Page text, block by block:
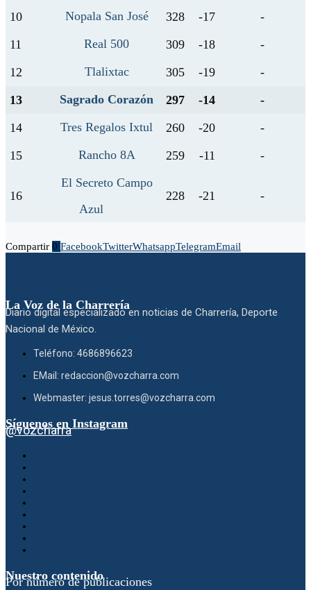
10 Nopala San José 328 -17
-
11
Real 500 309 -18
-
12
Tlalixtac 305 -19
-
13
Sagrado Corazón 297 -14
-
14
Tres Regalos Ixtul 260 -20
-
15
Rancho 8A 259 -11 -
16
El Secreto Campo
Azul
228 -21 -
Compartir 0 FacebookTwitterWhatsappTelegramEmail
La Voz de la Charrería
Diario digital especializado en noticias de Charrería, Deporte
Nacional de México.
Teléfono: 4686896623
EMail: redaccion@vozcharra.com
Webmaster: jesus.torres@vozcharra.com
Síguenos en Instagram
@vozcharra
Nuestro contenido
Por número de publicaciones